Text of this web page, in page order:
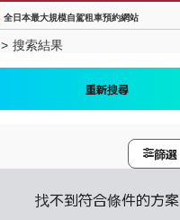
全日本最大規模自駕租車預約網站
> 搜索結果
重新搜尋
篩選
找不到符合條件的方案